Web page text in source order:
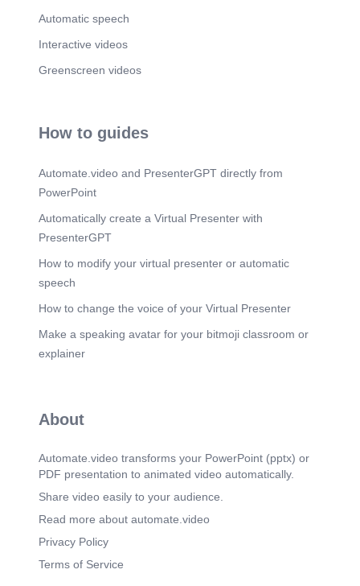
Automatic speech
Interactive videos
Greenscreen videos
How to guides
Automate.video and PresenterGPT directly from
PowerPoint
Automatically create a Virtual Presenter with
PresenterGPT
How to modify your virtual presenter or automatic
speech
How to change the voice of your Virtual Presenter
Make a speaking avatar for your bitmoji classroom or
explainer
About
Automate.video transforms your PowerPoint (pptx) or
PDF presentation to animated video automatically.
Share video easily to your audience.
Read more about automate.video
Privacy Policy
Terms of Service